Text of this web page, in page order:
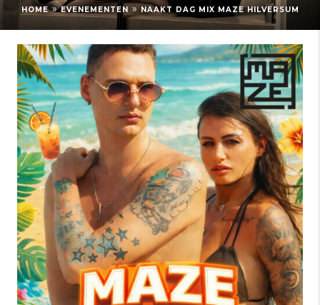
HOME » EVENEMENTEN » NAAKT DAG MIX MAZE HILVERSUM